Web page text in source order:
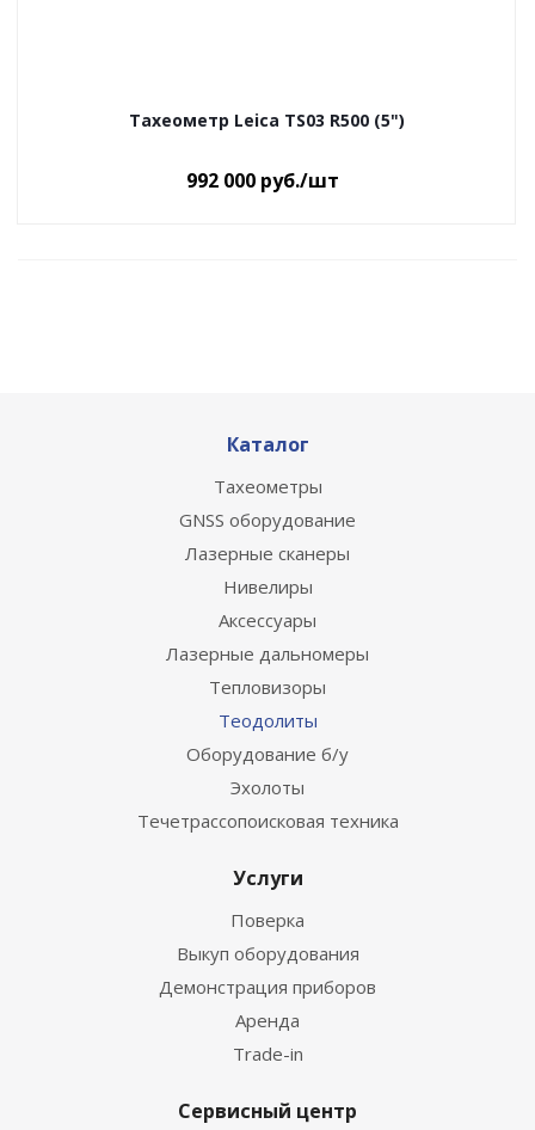
Тахеометр Leica TS03 R500 (5")
992 000 руб./шт
Каталог
Тахеометры
GNSS оборудование
Лазерные сканеры
Нивелиры
Аксессуары
Лазерные дальномеры
Тепловизоры
Теодолиты
Оборудование б/у
Эхолоты
Течетрассопоисковая техника
Услуги
Поверка
Выкуп оборудования
Демонстрация приборов
Аренда
Trade-in
Сервисный центр